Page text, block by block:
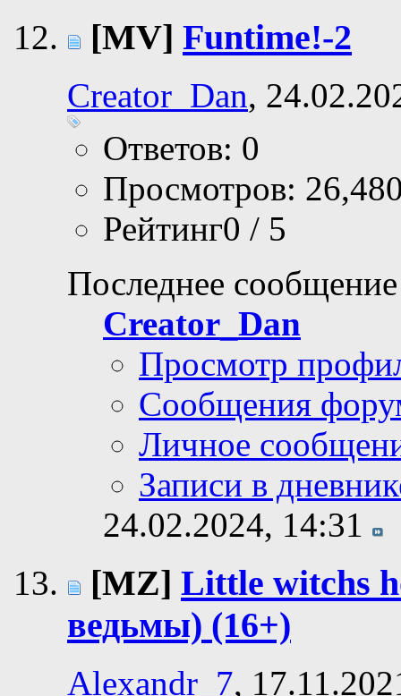
[MV] Funtime!-2
Creator_Dan,
Ответов: 0
Просмотров:
Рейтинг0 / 5
Последнее
Creator_Dan
Просмотр
Сообщения
Личное
Записи в
24.02.2024, 14:31
[MZ] Little witchs
ведьмы) (16+)
Alexandr_7,